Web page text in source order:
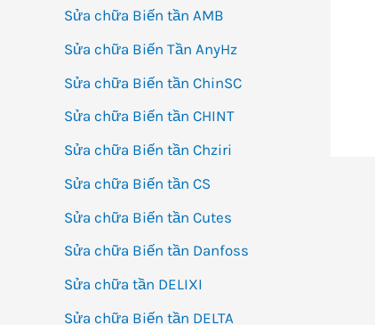
Sửa chữa Biến tần AMB
Sửa chữa Biến Tần AnyHz
Sửa chữa Biến tần ChinSC
Sửa chữa Biến tần CHINT
Sửa chữa Biến tần Chziri
Sửa chữa Biến tần CS
Sửa chữa Biến tần Cutes
Sửa chữa Biến tần Danfoss
Sửa chữa tần DELIXI
Sửa chữa Biến tần DELTA